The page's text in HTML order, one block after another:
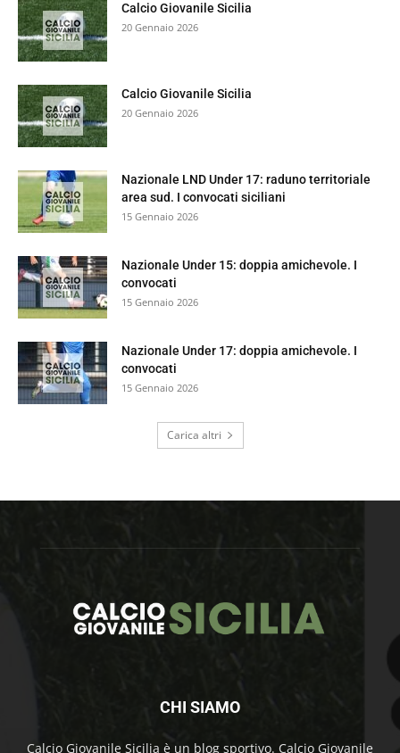
Calcio Giovanile Sicilia
20 Gennaio 2026
Calcio Giovanile Sicilia
20 Gennaio 2026
Nazionale LND Under 17: raduno territoriale
area sud. I convocati siciliani
15 Gennaio 2026
Nazionale Under 15: doppia amichevole. I
convocati
15 Gennaio 2026
Nazionale Under 17: doppia amichevole. I
convocati
15 Gennaio 2026
Carica altri
CHI SIAMO
Calcio Giovanile Sicilia è un blog sportivo. Calcio Giovanile